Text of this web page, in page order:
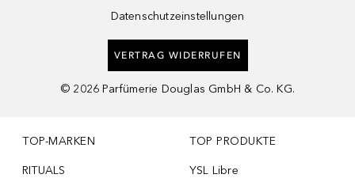
Datenschutzeinstellungen
VERTRAG WIDERRUFEN
© 2026 Parfümerie Douglas GmbH & Co. KG.
TOP-MARKEN
RITUALS
TOP PRODUKTE
YSL Libre